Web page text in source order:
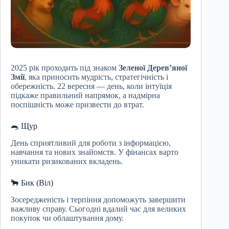
2025 рік проходить під знаком Зеленої Дерев’яної
Змії, яка приносить мудрість, стратегічність і
обережність. 22 вересня — день, коли інтуїція
підкаже правильний напрямок, а надмірна
поспішність може призвести до втрат.
🐀 Щур
День сприятливий для роботи з інформацією,
навчання та нових знайомств. У фінансах варто
уникати ризикованих вкладень.
🐂 Бик (Віл)
Зосередженість і терпіння допоможуть завершити
важливу справу. Сьогодні вдалий час для великих
покупок чи облаштування дому.